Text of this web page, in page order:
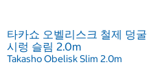
타카쇼 오벨리스크 철제 덩굴
시렁 슬림 2.0m
Takasho Obelisk Slim 2.0m